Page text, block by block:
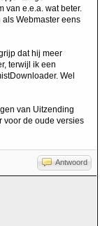
van e.e.a. wat beter.
Webmaster eens
dat hij meer
terwijl ik een
Wel
van Uitzending
voor de oude versies
Antwoord